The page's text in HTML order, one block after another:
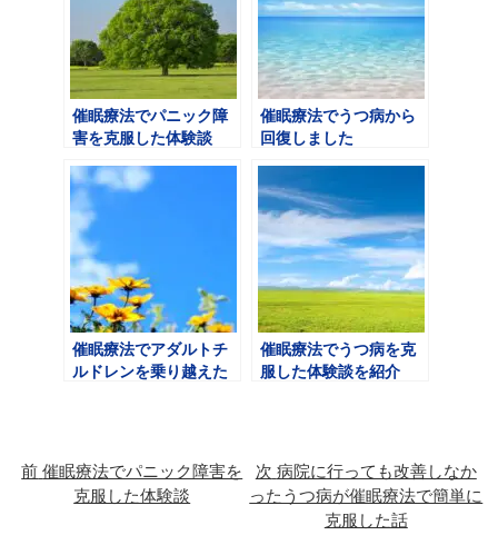
催眠療法でパニック障
害を克服した体験談
催眠療法でうつ病から
回復しました
催眠療法でアダルトチ
ルドレンを乗り越えた
催眠療法でうつ病を克
服した体験談を紹介
前 催眠療法でパニック障害を
克服した体験談
次 病院に行っても改善しなか
ったうつ病が催眠療法で簡単に
克服した話